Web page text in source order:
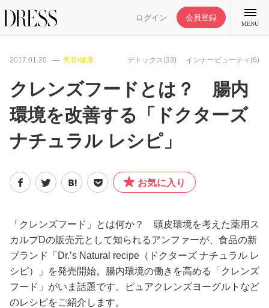
ログイン 会員登録
MENU
特集記事
DRESS部活
ライフスタイル
ファッション
恋愛/結婚/離婚
美容/健康
2017.01.20 美容/健康 デトックス(33) インナービューティ(6)
クレンズフードとは？ 腸内
環境を改善する「ドクターズ
ナチュラル レシピ」
お気に入り
「クレンズフード」とは何か？ 頭皮環境を考えた薬用ス
カルプDの販売元として知られるアンファーが、食品の新
ブランド「Dr.’s Natural recipe（ドクターズ ナチュラル レ
シピ）」を発売開始。腸内環境の働きを高める「クレンズ
フード」がいま話題です。ピュアクレンズヨーグルトなど
のレシピをご紹介します。